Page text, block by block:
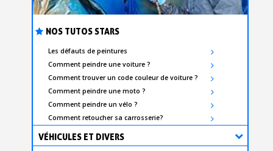
NOS TUTOS STARS
Les défauts de peintures
Comment peindre une voiture ?
Comment trouver un code couleur de voiture ?
Comment peindre une moto ?
Comment peindre un vélo ?
Comment retoucher sa carrosserie?
VÉHICULES ET DIVERS